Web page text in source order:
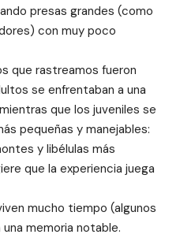
presas grandes (como
con muy poco
que rastreamos fueron
se enfrentaban a una
que los juveniles se
pequeñas y manejables:
y libélulas más
que la experiencia juega
mucho tiempo (algunos
memoria notable.